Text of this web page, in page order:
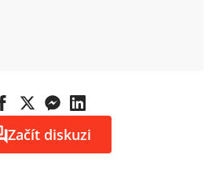
Začít diskuzi